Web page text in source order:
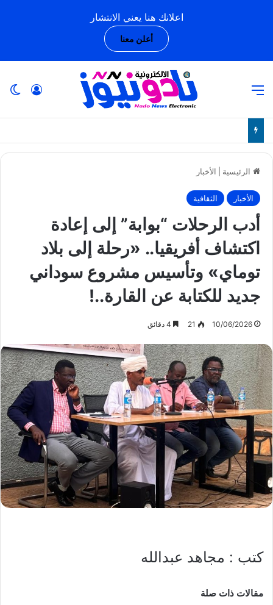
اعلانك هنا يعني الانتشار
أعلن معنا
الرئيسية الأخبار
الأخبار الثقافية
أدب الرحلات “بوابة” إلى إعادة
اكتشاف أفريقيا.. «رحلة إلى بلاد
توماي» وتأسيس مشروع سوداني
جديد للكتابة عن القارة..!
10/06/2026
21
كتب : مجاهد عبدالله
مقالات ذات صلة